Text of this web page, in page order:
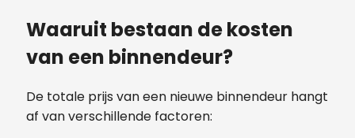
Waaruit bestaan de kosten
van een binnendeur?
De totale prijs van een nieuwe binnendeur hangt
af van verschillende factoren: